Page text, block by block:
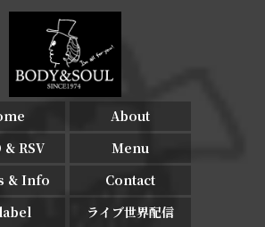
About
& RSV
Menu
& Info
Contact
ライブ世界配信